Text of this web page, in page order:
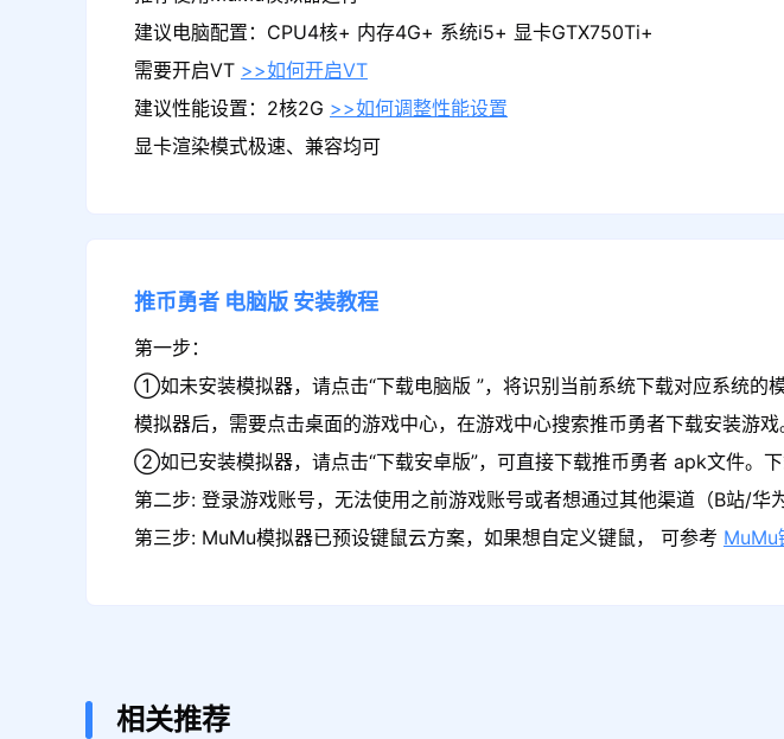
建议电脑配置：CPU4核+ 内存4G+ 系统i5+ 显卡GTX750Ti+
需要开启VT >>如何开启VT
建议性能设置：2核2G >>如何调整性能设置
显卡渲染模式极速、兼容均可
推币勇者 电脑版 安装教程
第一步：
①如未安装模拟器，请点击“下载电脑版 ”，将识别当前系统下载对应系统
模拟器后，需要点击桌面的游戏中心，在游戏中心搜索推币勇者下载安装游戏
②如已安装模拟器，请点击“下载安卓版”，可直接下载推币勇者 apk文件。
第二步: 登录游戏账号，无法使用之前游戏账号或者想通过其他渠道（B站/
第三步: MuMu模拟器已预设键鼠云方案，如果想自定义键鼠， 可参考 MuMu
相关推荐